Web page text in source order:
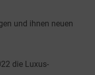
und ihnen neuen
die Luxus-